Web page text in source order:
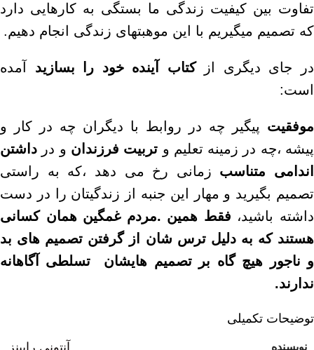
تفاوت بین کیفیت زندگی ما بستگی به کارهایی دارد
که تصمیم میگیریم با این موهبتهای زندگی انجام دهیم.
در جای دیگری از کتاب آینده خود را بسازید آمده
است:
موفقیت پیگیر چه در روابط با دیگران چه در کار و
پیشه ،چه در زمینه تعلیم و تربیت فرزندان و در داشتن
اندامی متناسب زمانی رخ می دهد ،که به راستی
تصمیم بگیرید و مهار این جنبه از زندگیتان را در دست
داشته باشید، فقط همین .مردم غمگین همان کسانی
هستند که به دلیل ترس شان از گرفتن تصمیم های بد
و ناجور هیچ گاه بر تصمیم هایشان تسلطی آگاهانه
ندارند.
توضیحات تکمیلی
نویسنده